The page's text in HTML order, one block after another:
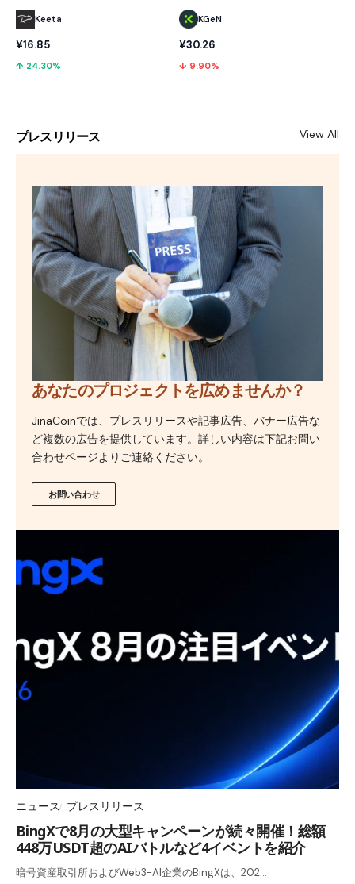
Keeta
¥16.85
↑ 24.30%
KGeN
¥30.26
↓ 9.90%
プレスリリース View All
あなたのプロジェクトを広めませんか？
JinaCoinでは、プレスリリースや記事広告、バナー広告な
ど複数の広告を提供しています。詳しい内容は下記お問い
合わせページよりご連絡ください。
お問い合わせ
ニュース プレスリリース
BingXで8月の大型キャンペーンが続々開催！総額
448万USDT超のAIバトルなど4イベントを紹介
暗号資産取引所およびWeb3-AI企業のBingXは、202…